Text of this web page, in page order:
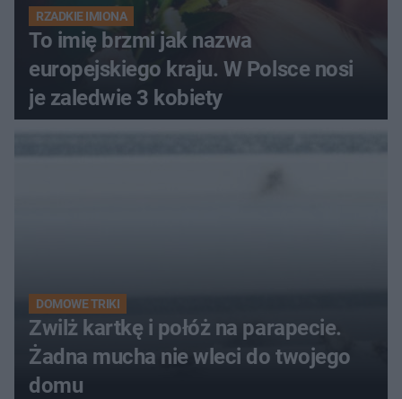
RZADKIE IMIONA
To imię brzmi jak nazwa
europejskiego kraju. W Polsce nosi
je zaledwie 3 kobiety
DOMOWE TRIKI
Zwilż kartkę i połóż na parapecie.
Żadna mucha nie wleci do twojego
domu